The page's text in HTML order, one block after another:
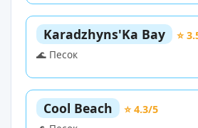
Karadzhyns'Ka Bay
⭐
🌊 Песок
Cool Beach
⭐ 4.3/5